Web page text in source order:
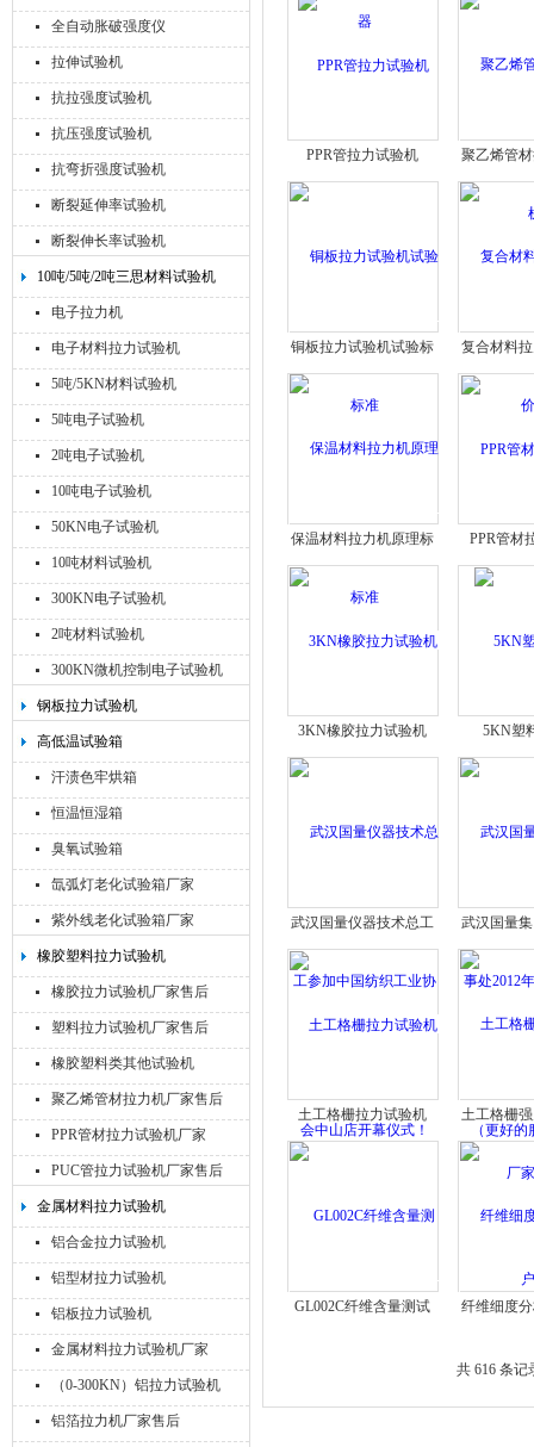
全自动胀破强度仪
拉伸试验机
抗拉强度试验机
抗压强度试验机
抗弯折强度试验机
断裂延伸率试验机
断裂伸长率试验机
10吨/5吨/2吨三思材料试验机
电子拉力机
电子材料拉力试验机
5吨/5KN材料试验机
5吨电子试验机
2吨电子试验机
10吨电子试验机
50KN电子试验机
10吨材料试验机
300KN电子试验机
2吨材料试验机
300KN微机控制电子试验机
钢板拉力试验机
高低温试验箱
汗渍色牢烘箱
恒温恒湿箱
臭氧试验箱
氙弧灯老化试验箱厂家
紫外线老化试验箱厂家
橡胶塑料拉力试验机
橡胶拉力试验机厂家售后
塑料拉力试验机厂家售后
橡胶塑料类其他试验机
聚乙烯管材拉力机厂家售后
PPR管材拉力试验机厂家
PUC管拉力试验机厂家售后
金属材料拉力试验机
铝合金拉力试验机
铝型材拉力试验机
铝板拉力试验机
金属材料拉力试验机厂家
（0-300KN）铝拉力试验机
铝箔拉力机厂家售后
PPR管拉力试验机 聚乙烯管
铜板拉力试验机试验标
准
复合材料
保温材料拉力机原理标
准
PPR管材
3KN橡胶拉力试验机 5KN塑
武汉国量仪器技术总工
参加中国纺织工业协会
中山店开幕仪式！
武汉国量
处2012年
（更好的
土工格栅拉力试验机
土工格栅
家
GL002C纤维含量测试
纤维细度
共 616 条